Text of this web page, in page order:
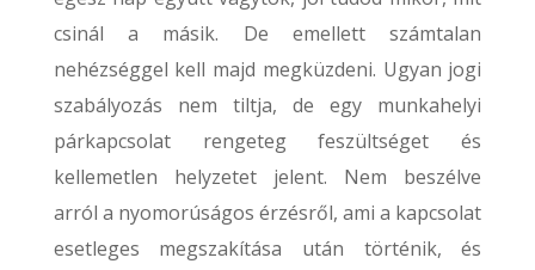
csinál a másik. De emellett számtalan
nehézséggel kell majd megküzdeni. Ugyan jogi
szabályozás nem tiltja, de egy munkahelyi
párkapcsolat rengeteg feszültséget és
kellemetlen helyzetet jelent. Nem beszélve
arról a nyomorúságos érzésről, ami a kapcsolat
esetleges megszakítása után történik, és